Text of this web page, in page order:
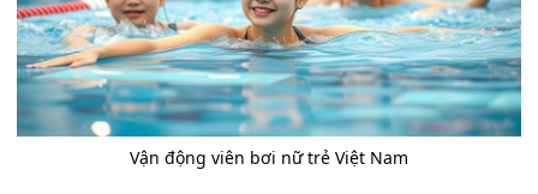
Vận động viên bơi nữ trẻ Việt Nam